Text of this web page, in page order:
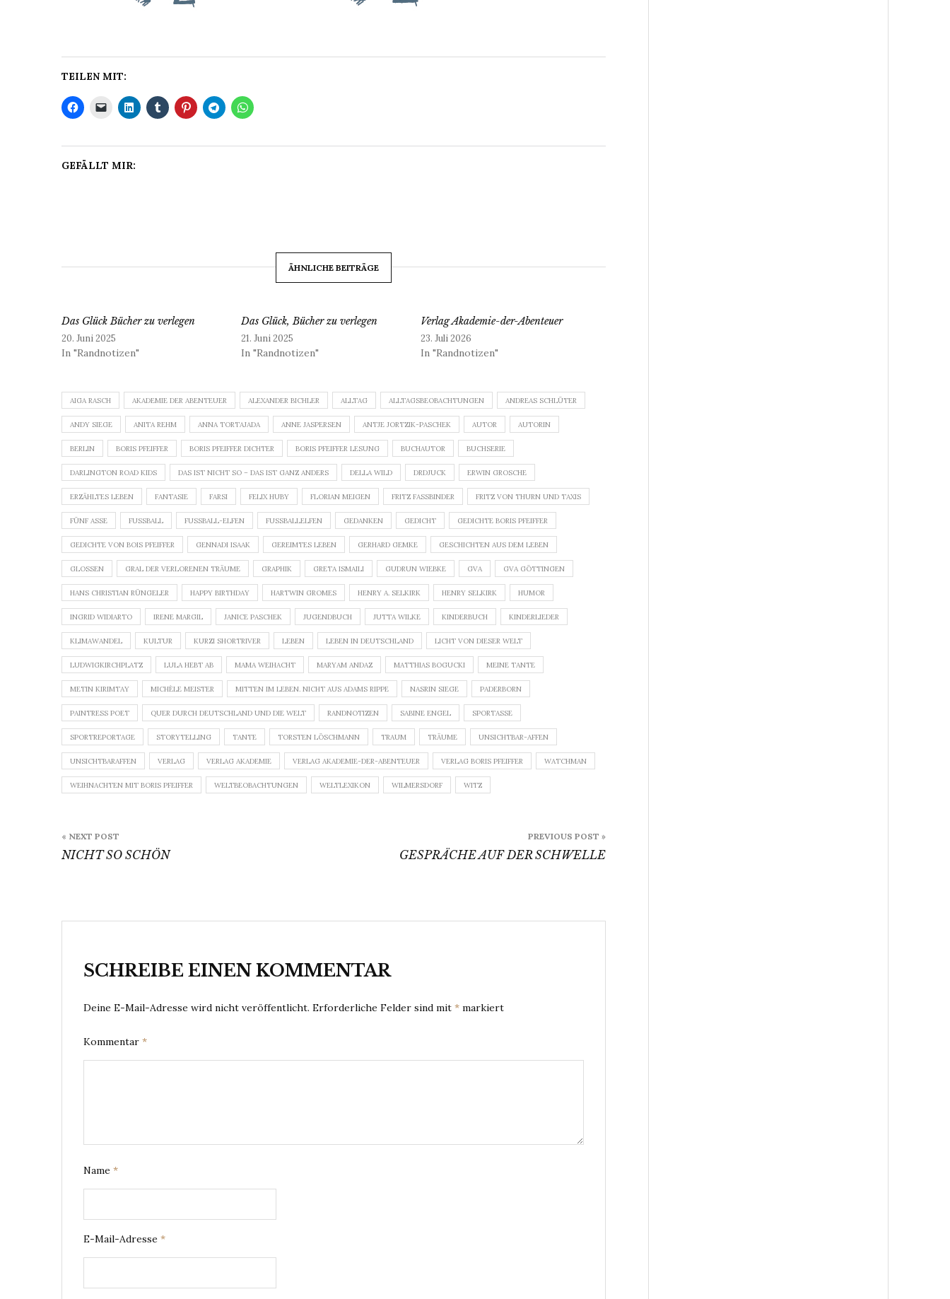
TEILEN MIT:
GEFÄLLT MIR:
ÄHNLICHE BEITRÄGE
Das Glück Bücher zu verlegen
20. Juni 2025
In "Randnotizen"
Das Glück, Bücher zu verlegen
21. Juni 2025
In "Randnotizen"
Verlag Akademie-der-Abenteuer
23. Juli 2026
In "Randnotizen"
AIGA RASCH AKADEMIE DER ABENTEUER ALEXANDER BICHLER ALLTAG ALLTAGSBEOBACHTUNGEN ANDREAS SCHLÜTER
ANDY SIEGE ANITA REHM ANNA TORTAJADA ANNE JASPERSEN ANTJE JORTZIK-PASCHEK AUTOR AUTORIN
BERLIN BORIS PFEIFFER BORIS PFEIFFER DICHTER BORIS PFEIFFER LESUNG BUCHAUTOR BUCHSERIE
DARLINGTON ROAD KIDS DAS IST NICHT SO – DAS IST GANZ ANDERS DELLA WILD DRDJUCK ERWIN GROSCHE
ERZÄHLTES LEBEN FANTASIE FARSI FELIX HUBY FLORIAN MEIGEN FRITZ FASSBINDER FRITZ VON THURN UND TAXIS
FÜNF ASSE FUSSBALL FUSSBALL-ELFEN FUSSBALLELFEN GEDANKEN GEDICHT GEDICHTE BORIS PFEIFFER
GEDICHTE VON BOIS PFEIFFER GENNADI ISAAK GEREIMTES LEBEN GERHARD GEMKE GESCHICHTEN AUS DEM LEBEN
GLOSSEN GRAL DER VERLORENEN TRÄUME GRAPHIK GRETA ISMAILI GUDRUN WIEBKE GVA GVA GÖTTINGEN
HANS CHRISTIAN RÜNGELER HAPPY BIRTHDAY HARTWIN GROMES HENRY A. SELKIRK HENRY SELKIRK HUMOR
INGRID WIDIARTO IRENE MARGIL JANICE PASCHEK JUGENDBUCH JUTTA WILKE KINDERBUCH KINDERLIEDER
KLIMAWANDEL KULTUR KURZI SHORTRIVER LEBEN LEBEN IN DEUTSCHLAND LICHT VON DIESER WELT
LUDWIGKIRCHPLATZ LULA HEBT AB MAMA WEIHACHT MARYAM ANDAZ MATTHIAS BOGUCKI MEINE TANTE
METIN KIRIMTAY MICHÈLE MEISTER MITTEN IM LEBEN. NICHT AUS ADAMS RIPPE NASRIN SIEGE PADERBORN
PAINTRESS POET QUER DURCH DEUTSCHLAND UND DIE WELT RANDNOTIZEN SABINE ENGEL SPORTASSE
SPORTREPORTAGE STORYTELLING TANTE TORSTEN LÖSCHMANN TRAUM TRÄUME UNSICHTBAR-AFFEN
UNSICHTBARAFFEN VERLAG VERLAG AKADEMIE VERLAG AKADEMIE-DER-ABENTEUER VERLAG BORIS PFEIFFER WATCHMAN
WEIHNACHTEN MIT BORIS PFEIFFER WELTBEOBACHTUNGEN WELTLEXIKON WILMERSDORF WITZ
PREVIOUS POST »
GESPRÄCHE AUF DER SCHWELLE
« NEXT POST
NICHT SO SCHÖN
SCHREIBE EINEN KOMMENTAR
Deine E-Mail-Adresse wird nicht veröffentlicht. Erforderliche Felder sind mit * markiert
Kommentar *
Name *
E-Mail-Adresse *